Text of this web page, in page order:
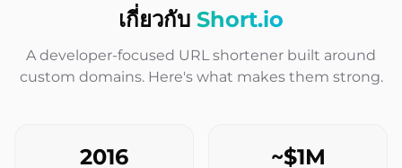
เกี่ยวกับ Short.io
A developer-focused URL shortener built around
custom domains. Here's what makes them strong.
2016 ~$1M